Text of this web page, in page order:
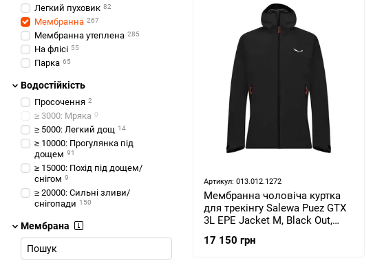
Артикул: 013.012.1272
Мембранна чоловіча куртка
для трекінгу Salewa Puez GTX
3L EPE Jacket M, Black Out,
17 150 грн
Легкий пуховик 82
Мембранна 267
Мембранна утеплена 285
На флісі 55
Парка 65
Водостійкість
Просочення 2
≥ 3000: Мряка 0
≥ 5000: Легкий дощ 14
≥ 10000: Прогулянка під
дощем 91
≥ 15000: Похід під дощем/
снігом 9
≥ 20000: Сильні зливи/
снігопади 150
Мембрана